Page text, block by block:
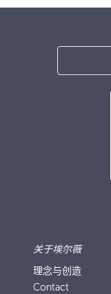
关于埃尔薇
理念与创造
Contact